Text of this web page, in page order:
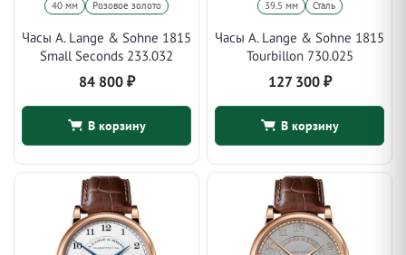
40 мм Розовое золото
Часы A. Lange & Sohne 1815
Small Seconds 233.032
84 800 ₽
В корзину
39.5 мм Сталь
Часы A. Lange & Sohne 1815
Tourbillon 730.025
127 300 ₽
В корзину